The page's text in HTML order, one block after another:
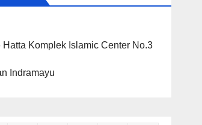
Hatta Komplek Islamic Center No.3
Indramayu